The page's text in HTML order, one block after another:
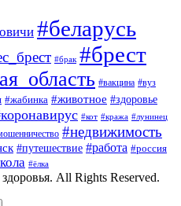
#беларусь
#брак #брест
#вакцина #вуз
#жабинка #животное #здоровье
#кот #кража #лунинец
#недвижимость
#путешествие #работа #россия
#ёлка
All Rights Reserved.